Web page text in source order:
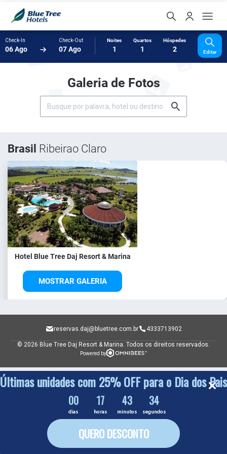
Últimas unidades com 25% OFF para o Dia dos Pais
00
dias
17
horas
43
minutos
34
segundos
QUERO DESCONTO
Check-In
06 Ago
Check-Out
07 Ago
Noites
1
Quartos
1
Hóspedes
2 Editar
Galeria de Fotos
Brasil Ribeirao Claro
Hotel Blue Tree Daj Resort & Marina
MOSTRAR GALERIA
reservas.daj@bluetree.com.br 4333713902
© 2026 Blue Tree Daj Resort & Marina. Todos os direitos reservados.
Powered by